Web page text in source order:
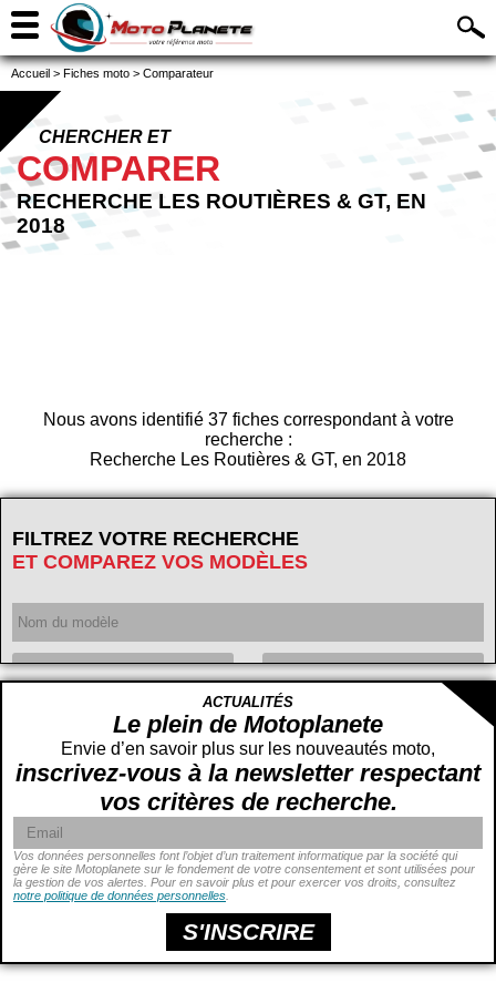
Accueil > Fiches moto > Comparateur
CHERCHER ET
COMPARER
RECHERCHE LES ROUTIÈRES & GT, EN
2018
Nous avons identifié 37 fiches correspondant à votre
recherche :
Recherche Les Routières & GT, en 2018
FILTREZ VOTRE RECHERCHE
ET COMPAREZ VOS MODÈLES
Cylindrée
cc
Puissance
ch -
Prix
cm -
ACTUALITÉS
Le plein de Motoplanete
Envie d’en savoir plus sur les nouveautés moto,
inscrivez-vous à la newsletter respectant
vos critères de recherche.
Vos données personnelles font l’objet d’un traitement informatique par la société qui
gère le site Motoplanete sur le fondement de votre consentement et sont utilisées pour
la gestion de vos alertes. Pour en savoir plus et pour exercer vos droits, consultez
notre politique de données personnelles
S'INSCRIRE